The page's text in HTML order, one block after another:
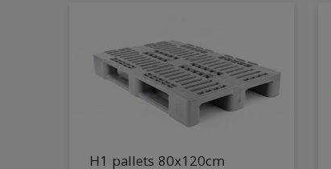
H1 pallets 80x120cm